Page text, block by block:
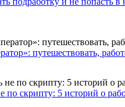
путешествовать,
по скрипту: 5 историй о